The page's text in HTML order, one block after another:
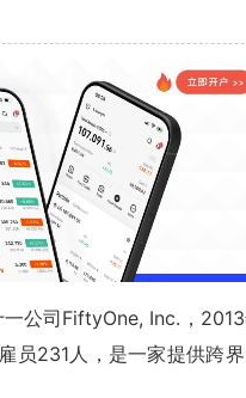
公司FiftyOne, Inc.，
员231人，是一家提供跨